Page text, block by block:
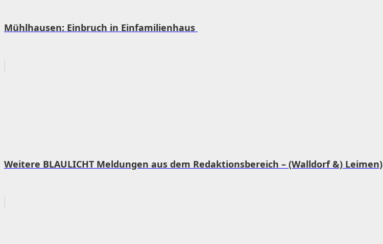
Mühlhausen: Einbruch in Einfamilienhaus
Weitere BLAULICHT Meldungen aus dem Redaktionsbereich – (Walldorf &) Leimen)